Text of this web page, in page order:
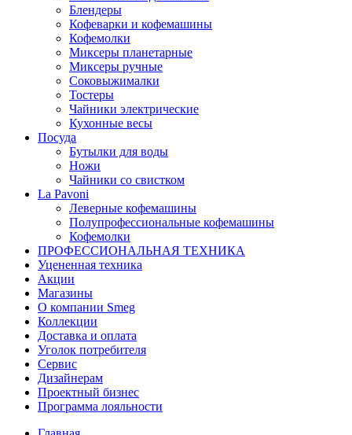
Блендеры
Кофеварки и кофемашины
Кофемолки
Миксеры планетарные
Миксеры ручные
Соковыжималки
Тостеры
Чайники электрические
Кухонные весы
Посуда
Бутылки для воды
Ножи
Чайники со свистком
La Pavoni
Леверные кофемашины
Полупрофессиональные кофемашины
Кофемолки
ПРОФЕССИОНАЛЬНАЯ ТЕХНИКА
Уцененная техника
Акции
Магазины
О компании Smeg
Коллекции
Доставка и оплата
Уголок потребителя
Сервис
Дизайнерам
Проектный бизнес
Программа лояльности